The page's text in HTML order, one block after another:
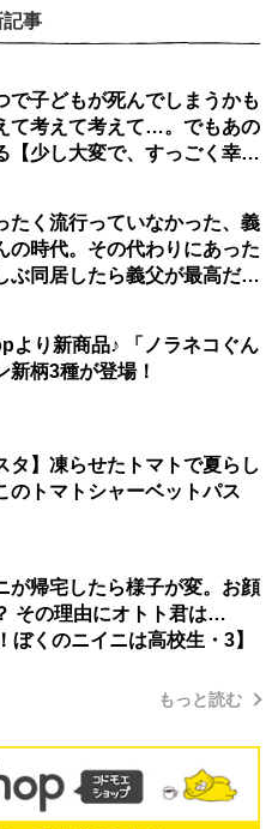
事
で子どもが死んでしまうかも
て考えて考えて…。でもあの
【少し大変で、すっごく幸せ
たく流行っていなかった、義
の時代。その代わりにあった
ぶ同居したら義父が最高だっ
より新商品♪ 「ノラネコぐん
新柄3種が登場！
タ】凍らせたトマトで夏らし
のトマトシャーベットパス
が帰宅したら様子が変。お顔
その理由にオトト君は…
ぼくのニイニは高校生・3】
もっと読む